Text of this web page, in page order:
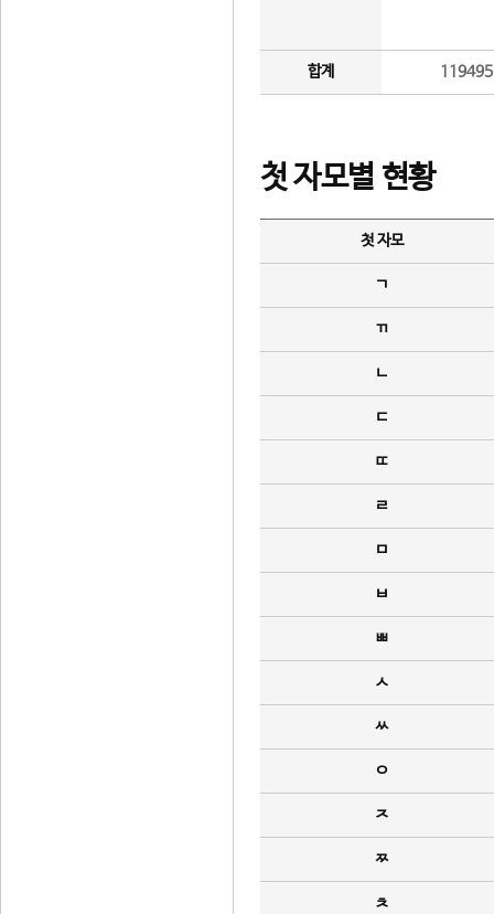
합계
첫 자모별 현황
첫 자모
ㄱ
ㄲ
ㄴ
ㄷ
ㄸ
ㄹ
ㅁ
ㅂ
ㅃ
ㅅ
ㅆ
ㅇ
ㅈ
ㅉ
ㅊ